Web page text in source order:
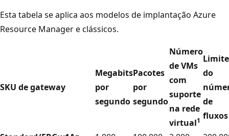
Esta tabela se aplica aos modelos de implantação Azure
Resource Manager e clássicos.
SKU de gateway
Megabits
por
segundo
Pacotes
por
segundo
Número
de VMs
com
suporte
na rede
virtual1
Limite
do
de
fluxos